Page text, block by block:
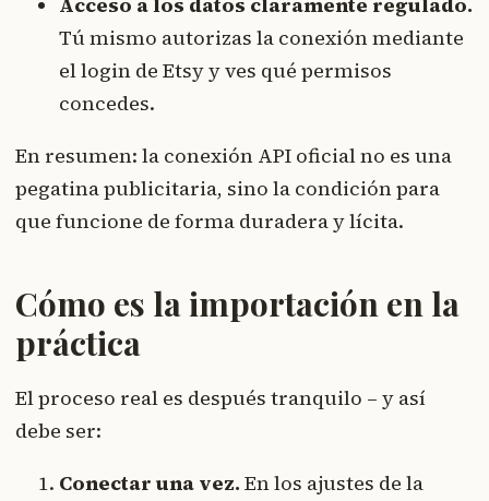
Tú mismo autorizas la conexión mediante
el login de Etsy y ves qué permisos
concedes.
En resumen: la conexión API oficial no es una
pegatina publicitaria, sino la condición para
que funcione de forma duradera y lícita.
Cómo es la importación en la
práctica
El proceso real es después tranquilo – y así
debe ser:
Conectar una vez. En los ajustes de la